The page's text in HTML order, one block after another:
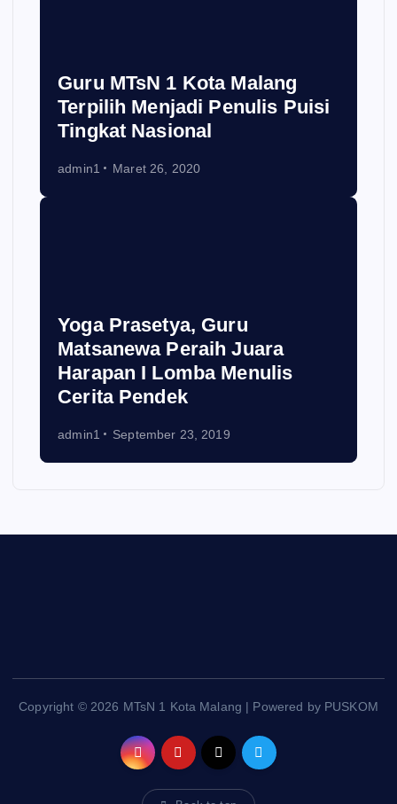
Guru MTsN 1 Kota Malang
Terpilih Menjadi Penulis Puisi
Tingkat Nasional
admin1 Maret 26, 2020
Yoga Prasetya, Guru
Matsanewa Peraih Juara
Harapan I Lomba Menulis
Cerita Pendek
admin1 September 23, 2019
Copyright © 2026 MTsN 1 Kota Malang | Powered by PUSKOM